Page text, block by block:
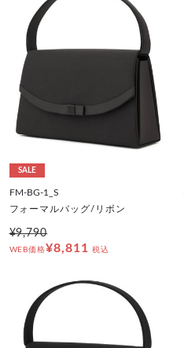
SALE
FM-BG-1_S
フォーマルバッグ/リボン
¥9,790
WEB価格¥8,811 税込